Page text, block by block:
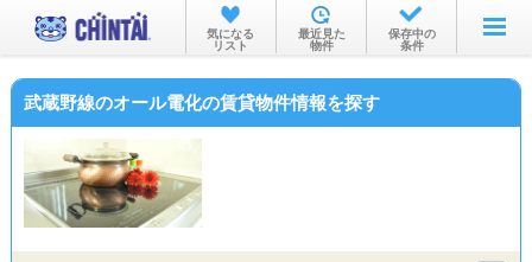
お部屋を探す
沿線・駅から
物件特集から
気になる
リスト
最近見た
物件
保存中の
条件
武蔵野線のオール電化の賃貸物件情報を探す